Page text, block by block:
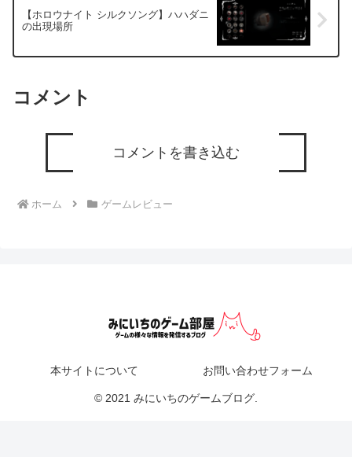
【ホロウナイト シルクソング】ハハダニ
の出現場所
コメント
コメントを書き込む
ホーム ゲームレビュー
本サイトについて お問い合わせフォーム
© 2021 みにいちのゲームブログ.